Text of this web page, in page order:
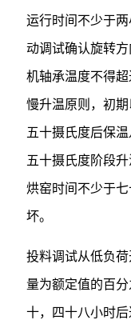
运行时间不少于
动调试确认旋转
机轴承温度不得
慢升温原则，初
五十摄氏度后保
五十摄氏度阶段
烘窑时间不少于
坏。
投料调试从低负
量为额定值的百
十，四十八小时